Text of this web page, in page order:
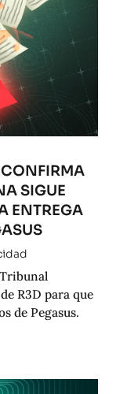
SIGUE
ENTREGA
R3D para que
de Pegasus.